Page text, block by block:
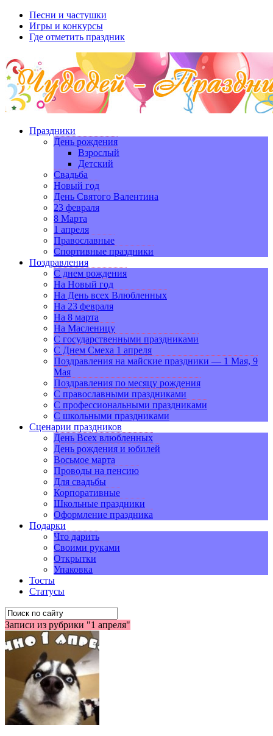
Песни и частушки
Игры и конкурсы
Где отметить праздник
Праздники
День рождения
Взрослый
Детский
Свадьба
Новый год
День Святого Валентина
23 февраля
8 Марта
1 апреля
Православные
Спортивные праздники
Поздравления
С днем рождения
На Новый год
На День всех Влюбленных
На 23 февраля
На 8 марта
На Масленицу
С государственными праздниками
С Днем Смеха 1 апреля
Поздравления на майские праздники — 1 Мая, 9
Мая
Поздравления по месяцу рождения
С православными праздниками
С профессиональными праздниками
С школьными праздниками
Сценарии праздников
День Всех влюбленных
День рождения и юбилей
Восьмое марта
Проводы на пенсию
Для свадьбы
Корпоративные
Школьные праздники
Оформление праздника
Подарки
Что дарить
Своими руками
Открытки
Упаковка
Тосты
Статусы
Записи из рубрики "1 апреля"